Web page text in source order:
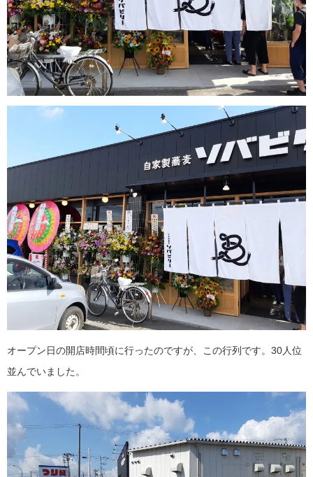
オープン日の開店時間頃に行ったのですが、この行列です。30人位
並んでいました。